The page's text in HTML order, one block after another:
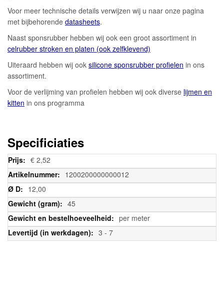
Voor meer technische details verwijzen wij u naar onze pagina
met bijbehorende datasheets.
Naast sponsrubber hebben wij ook een groot assortiment in
celrubber stroken en platen (ook zelfklevend)
Uiteraard hebben wij ook silicone sponsrubber profielen in ons
assortiment.
Voor de verlijming van profielen hebben wij ook diverse lijmen en
kitten in ons programma
Specificiaties
Meer
informatie
€ 2,52
1200200000000012
12,00
45
per meter
3 - 7